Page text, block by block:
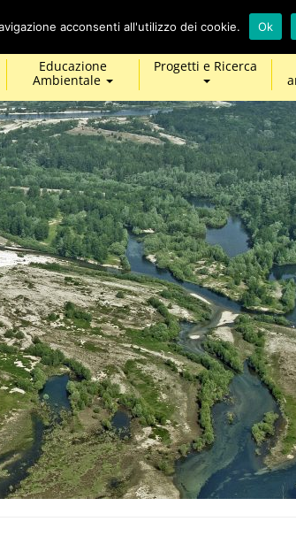
Cerca
Educazione
Ambientale
Progetti e Ricerca
acconsenti all'utilizzo dei cookie. Ok